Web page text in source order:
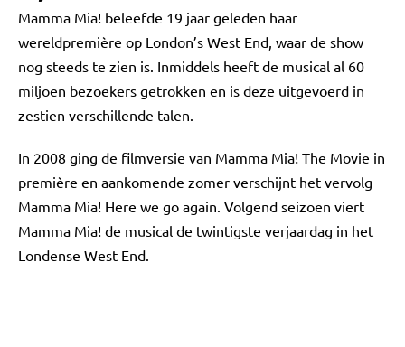
Mamma Mia! beleefde 19 jaar geleden haar
wereldpremière op London’s West End, waar de show
nog steeds te zien is. Inmiddels heeft de musical al 60
miljoen bezoekers getrokken en is deze uitgevoerd in
zestien verschillende talen.
In 2008 ging de filmversie van Mamma Mia! The Movie in
première en aankomende zomer verschijnt het vervolg
Mamma Mia! Here we go again. Volgend seizoen viert
Mamma Mia! de musical de twintigste verjaardag in het
Londense West End.